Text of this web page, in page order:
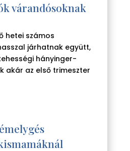
várandósoknak
hetei számos
járhatnak együtt,
hányinger-
akár az első trimeszter